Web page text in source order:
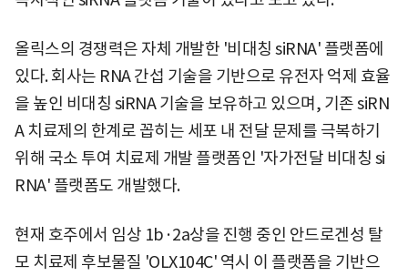
올릭스의 경쟁력은 자체 개발한 '비대칭 siRNA' 플랫폼에
있다. 회사는 RNA 간섭 기술을 기반으로 유전자 억제 효율
을 높인 비대칭 siRNA 기술을 보유하고 있으며, 기존 siRN
A 치료제의 한계로 꼽히는 세포 내 전달 문제를 극복하기
위해 국소 투여 치료제 개발 플랫폼인 '자가전달 비대칭 si
RNA' 플랫폼도 개발했다.
현재 호주에서 임상 1b·2a상을 진행 중인 안드로겐성 탈
모 치료제 후보물질 'OLX104C' 역시 이 플랫폼을 기반으